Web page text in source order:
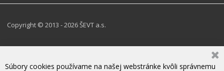
Copyright © 2013 - 2026 ŠEVT a.s.
Súbory cookies používame na našej webstránke kvôli správnemu